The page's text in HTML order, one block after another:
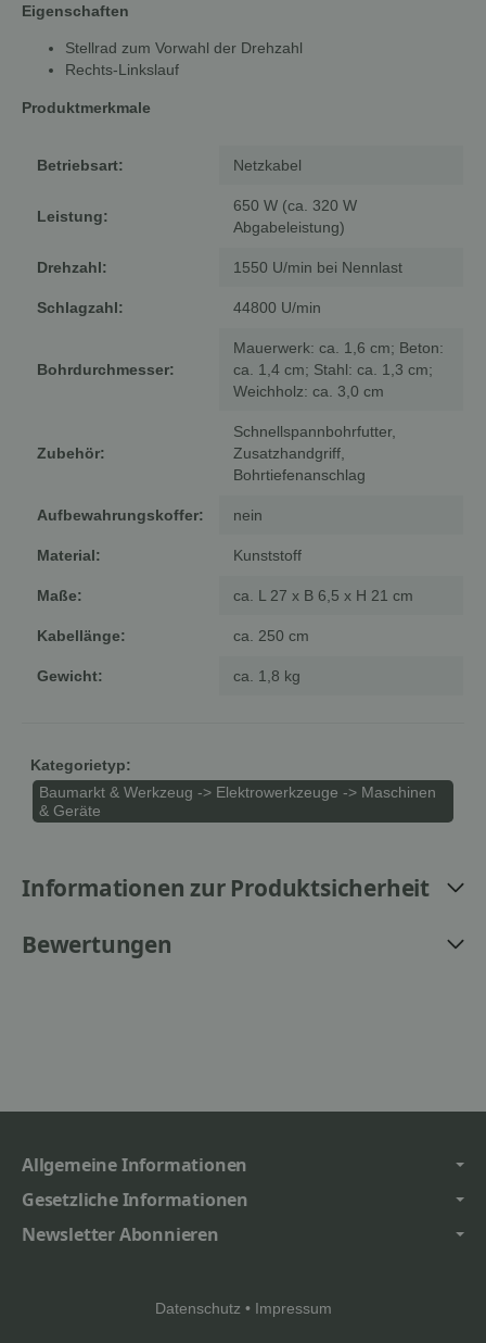
Eigenschaften
Stellrad zum Vorwahl der Drehzahl
Rechts-Linkslauf
Produktmerkmale
Betriebsart: Netzkabel
Leistung:
650 W (ca. 320 W
Abgabeleistung)
Drehzahl: 1550 U/min bei Nennlast
Schlagzahl: 44800 U/min
Bohrdurchmesser:
Mauerwerk: ca. 1,6 cm; Beton:
ca. 1,4 cm; Stahl: ca. 1,3 cm;
Weichholz: ca. 3,0 cm
Zubehör:
Schnellspannbohrfutter,
Zusatzhandgriff,
Bohrtiefenanschlag
Aufbewahrungskoffer: nein
Material: Kunststoff
Maße: ca. L 27 x B 6,5 x H 21 cm
Kabellänge: ca. 250 cm
Gewicht: ca. 1,8 kg
Kategorietyp:
Baumarkt & Werkzeug -> Elektrowerkzeuge -> Maschinen
& Geräte
Informationen zur Produktsicherheit
Bewertungen
Allgemeine Informationen
Gesetzliche Informationen
Newsletter Abonnieren
Datenschutz • Impressum